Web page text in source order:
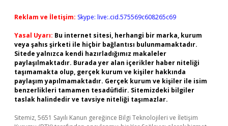
Reklam ve İletişim: Skype: live:.cid.575569c608265c69
Yasal Uyarı: Bu internet sitesi, herhangi bir marka, kurum
veya şahıs şirketi ile hiçbir bağlantısı bulunmamaktadır.
Sitede yalnızca kendi hazırladığımız makaleler
paylaşılmaktadır. Burada yer alan içerikler haber niteliği
taşımamakta olup, gerçek kurum ve kişiler hakkında
paylaşım yapılmamaktadır. Gerçek kurum ve kişiler ile isim
benzerlikleri tamamen tesadüfidir. Sitemizdeki bilgiler
taslak halindedir ve tavsiye niteliği taşımazlar.
Sitemiz, 5651 Sayılı Kanun gereğince Bilgi Teknolojileri ve İletişim